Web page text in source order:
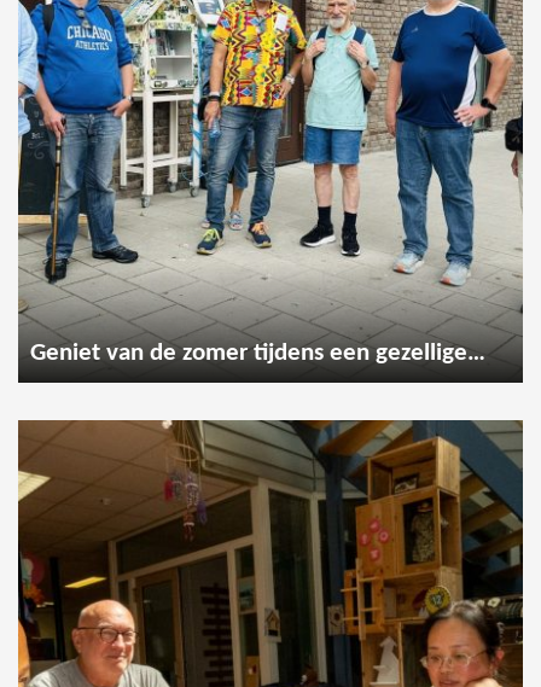
Geniet van de zomer tijdens een gezellige wandeling